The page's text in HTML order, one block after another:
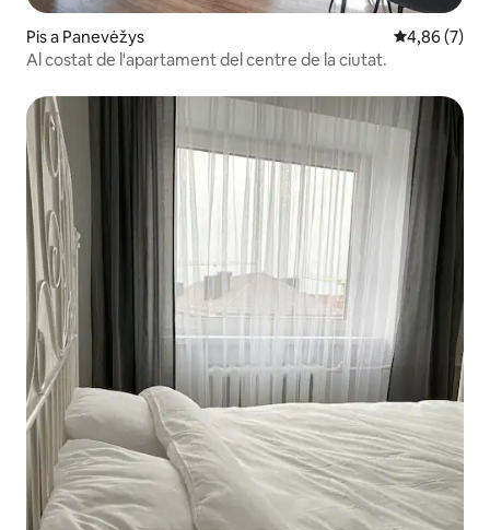
Pis a Panevėžys 4,86 de
4,86 (7)
Al costat de l'apartament del centre de la ciutat.